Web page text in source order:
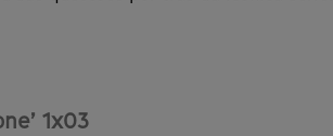
1x03